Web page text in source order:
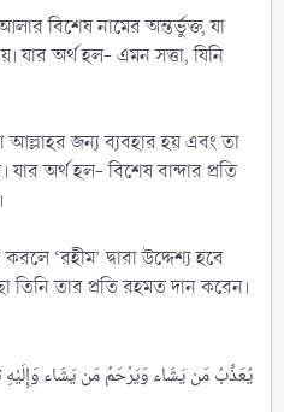
বিশেষ নামের অন্তর্ভুক্ত, যা
যার অর্থ হল- এমন সত্তা, যিনি
জন্য ব্যবহার হয় এবং তা
অর্থ হল- বিশেষ বান্দার প্রতি
‘রহীম’ দ্বারা উদ্দেশ্য হবে
তিনি তার প্রতি রহমত দান করেন।